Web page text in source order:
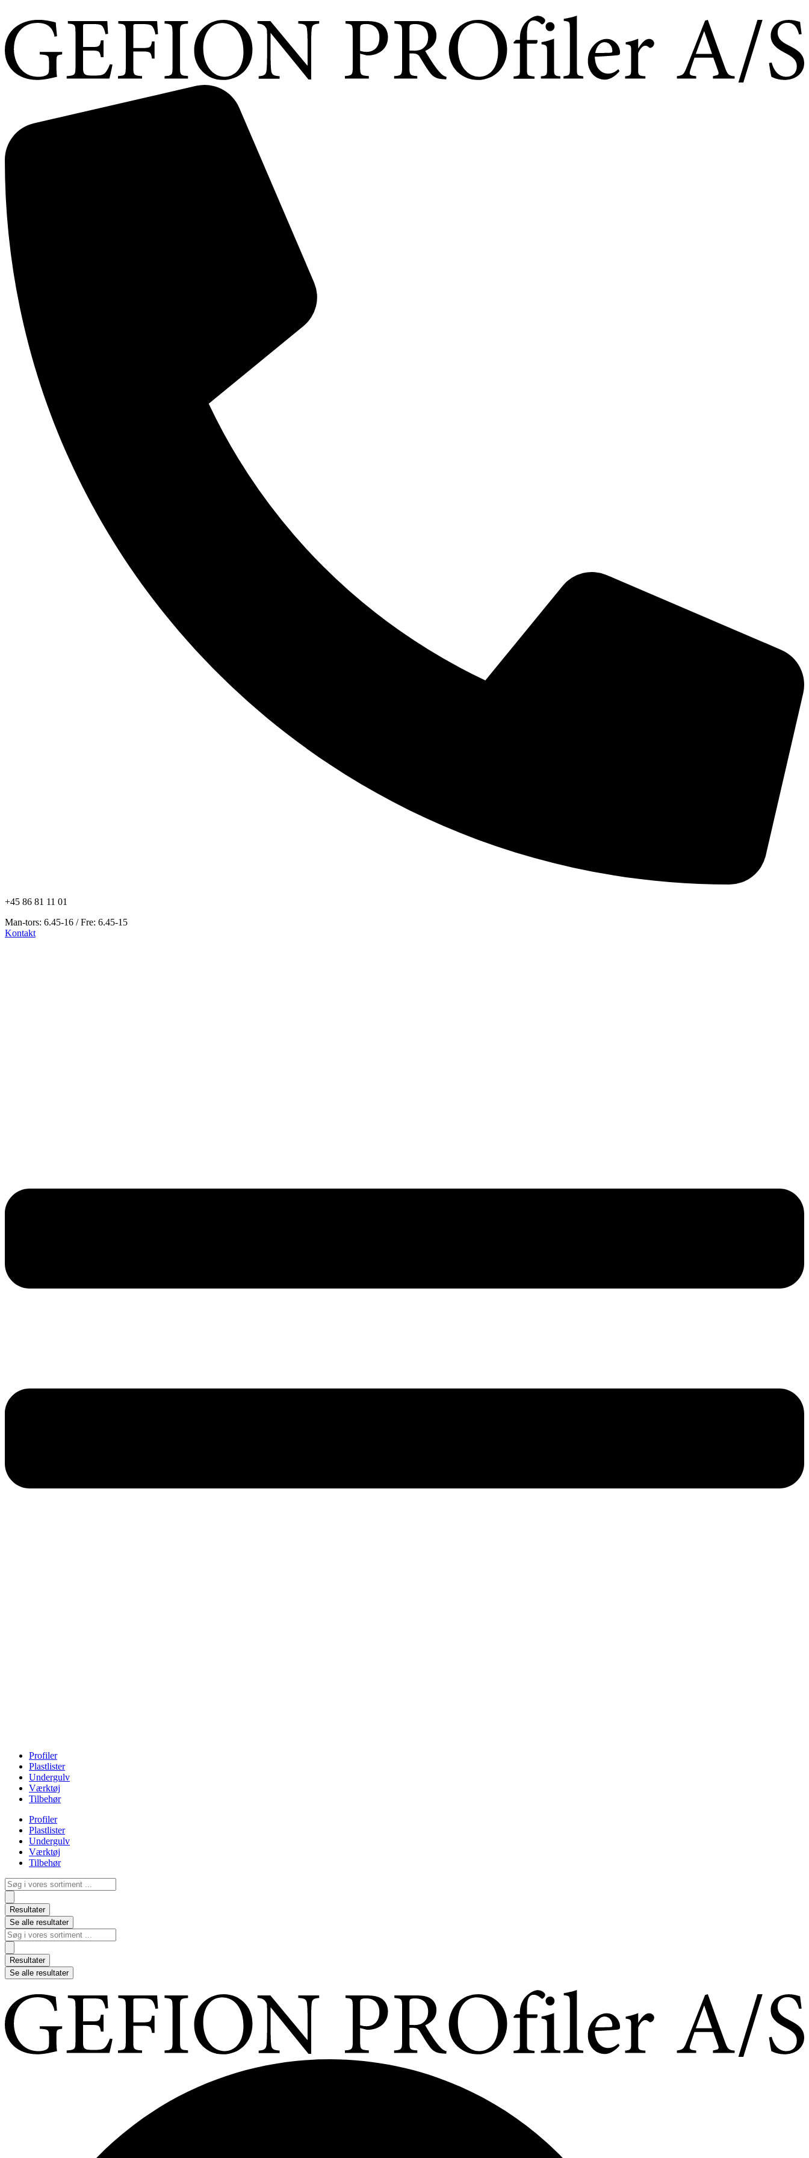
indhold
+45 86 81 11 01
Man-tors: 6.45-16 / Fre: 6.45-15
Kontakt
Profiler
Plastlister
Undergulv
Værktøj
Tilbehør
Profiler
Plastlister
Undergulv
Værktøj
Tilbehør
Search
...
Resultater
Se alle resultater
Search
...
Resultater
Se alle resultater